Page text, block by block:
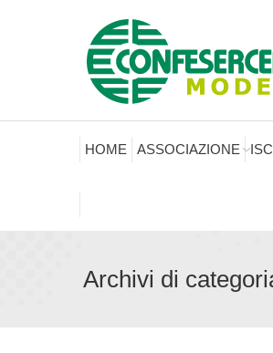
HOME ASSOCIAZIONE
Archivi di